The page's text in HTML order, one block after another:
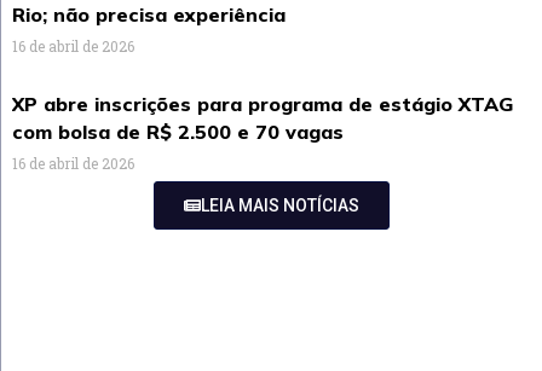
Rio; não precisa experiência
16 de abril de 2026
XP abre inscrições para programa de estágio XTAG
com bolsa de R$ 2.500 e 70 vagas
16 de abril de 2026
LEIA MAIS NOTÍCIAS